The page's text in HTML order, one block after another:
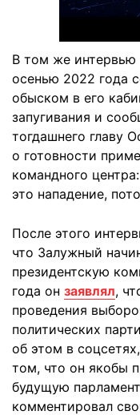
В том же интервью
осенью 2022 года
обыском в его
запугивания и
тогдашнего главу
о готовности
командного
это нападение,
После этого
что Залужный
президентскую
года он заявлял,
проведения
политических
об этом в
том, что он якобы
будущую
комментировал